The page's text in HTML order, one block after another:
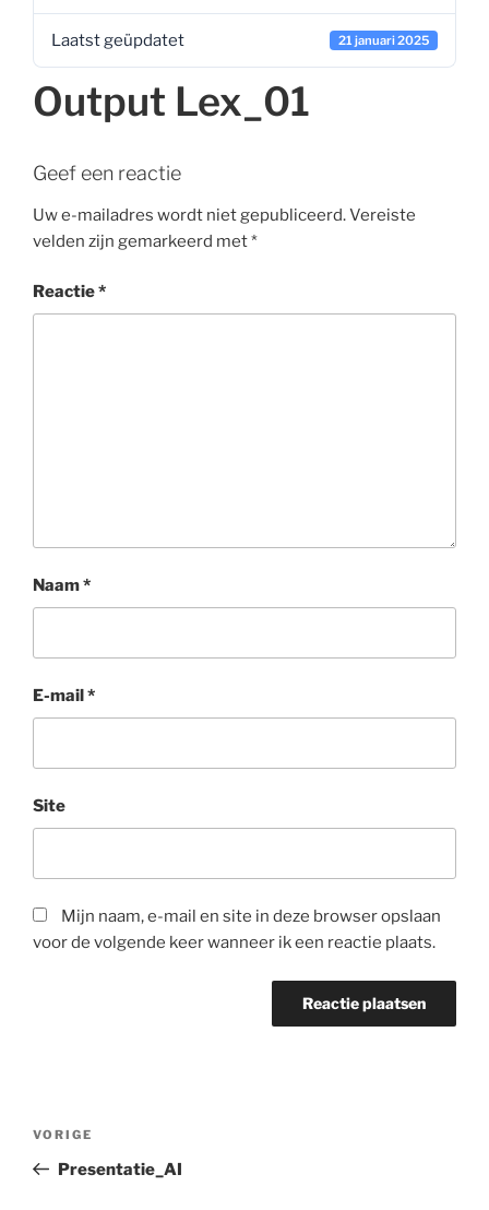
Laatst geüpdatet 21 januari 2025
Output Lex_01
Geef een reactie
Uw e-mailadres wordt niet gepubliceerd.Vereiste
velden zijn gemarkeerd met*
Reactie*
Naam*
E-mail*
Site
Mijn naam, e-mail en site in deze browser opslaan
voor de volgende keer wanneer ik een reactie plaats.
Vorig
bericht
VORIGE
Presentatie_AI